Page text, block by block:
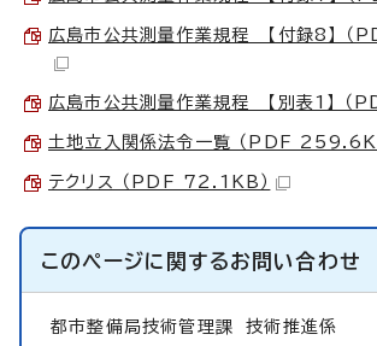
広島市公共測量作業規程 【付録8】 （
広島市公共測量作業規程 【別表1】 （
土地立入関係法令一覧 （PDF
テクリス （PDF 72.1KB）
このページに関するお問い合わせ
都市整備局技術管理課技術推進係